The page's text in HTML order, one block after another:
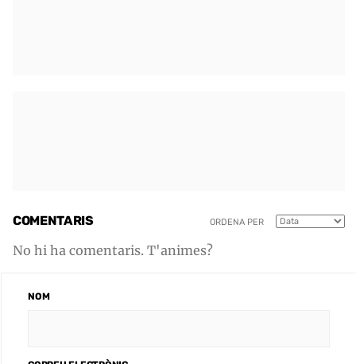
COMENTARIS ORDENA PER
No hi ha comentaris. T'animes?
NOM